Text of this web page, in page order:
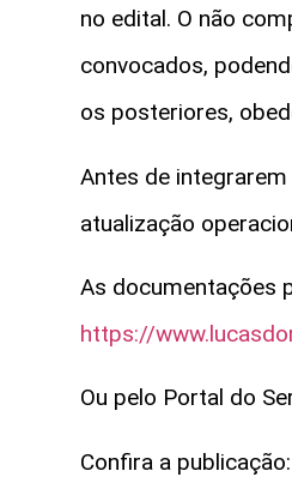
no edital. O não
convocados,
os posteriores,
Antes de
atualização
As documentações
https://
Ou pelo Portal do
Confira a publicação: